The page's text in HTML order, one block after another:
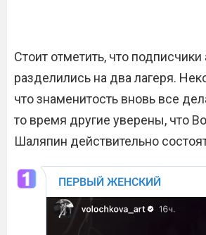
Стоит отметить, что подписчики
разделились на два лагеря.
что знаменитость вновь все
то время другие уверены, что
Шаляпин действительно